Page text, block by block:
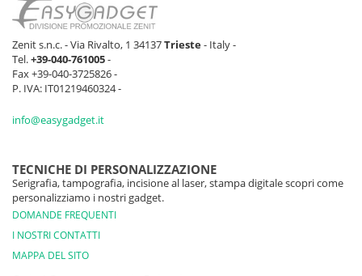
Zenit s.n.c. - Via Rivalto, 1 34137Trieste- Italy -
Tel.+39-040-761005-
Fax +39-040-3725826 -
P. IVA: IT01219460324 -
info@easygadget.it
TECNICHE DI PERSONALIZZAZIONE
Serigrafia, tampografia, incisione al laser, stampa digitale scopri come
personalizziamo i nostri gadget.
DOMANDE FREQUENTI
I NOSTRI CONTATTI
MAPPA DEL SITO